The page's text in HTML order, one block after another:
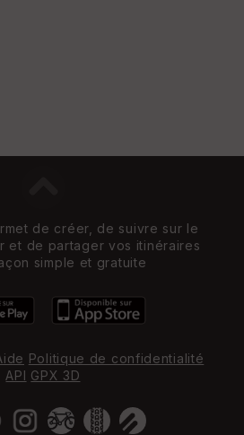
de créer, de suivre sur le
et de partager vos itinéraires
simple et gratuite
Politique de confidentialité
API GPX 3D